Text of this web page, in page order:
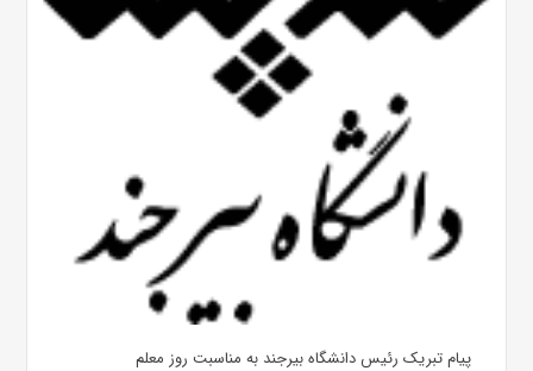
پیام تبریک رئیس دانشگاه بیرجند به مناسبت روز معلم